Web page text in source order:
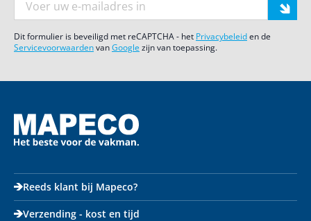
Dit formulier is beveiligd met reCAPTCHA - het Privacybeleiden de
ServicevoorwaardenvanGoogle zijn van toepassing.
Reeds klant bij Mapeco?
Verzending - kost en tijd